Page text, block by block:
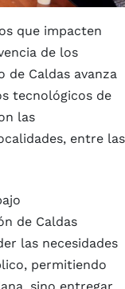
que impacten
de los
de Caldas avanza
tecnológicos de
las
entre las
de Caldas
las necesidades
permitiendo